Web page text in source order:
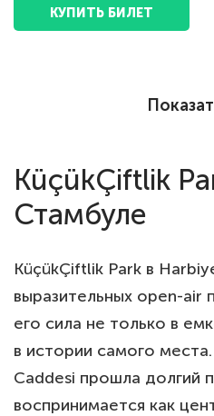
КУПИТЬ БИЛЕТ
KüçükÇiftlik
Стамбуле
KüçükÇiftlik Park в
выразительных open-
его сила не только в
в истории самого
Caddesi прошла долгий
воспринимается как